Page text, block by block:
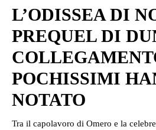
L’ODISSEA DI
PREQUEL DI
POCHISSIMI
NOTATO
Tra il capolavoro di Omero e la